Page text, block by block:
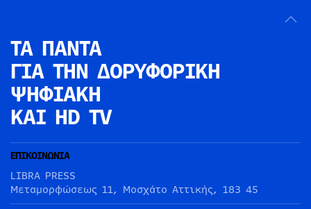
ΤΑ ΠΑΝΤΑ
ΓΙΑ ΤΗΝ ΔΟΡΥΦΟΡΙΚΗ
ΨΗΦΙΑΚΗ
ΚΑΙ HD TV
ΕΠΙΚΟΙΝΩΝΙΑ
LIBRA PRESS
Μεταμορφώσεως 11, Μοσχάτο Αττικής, 183 45